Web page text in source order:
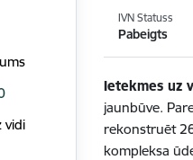
vidi
IVN Statuss
Pabeigts
Ietekmes uz
jaunbūve.
rekonstruēt
kompleksa